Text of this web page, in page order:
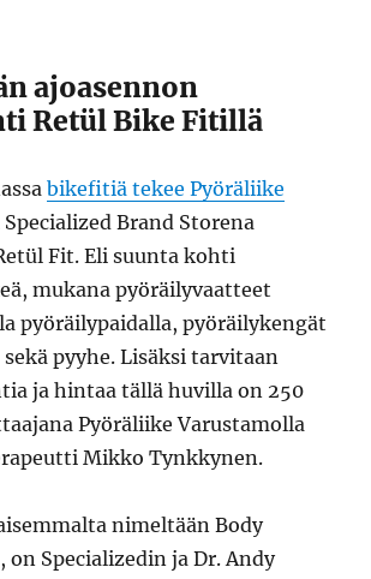
ajoasennon
Retül Bike Fitillä
bikefitiä tekee Pyöräliike
Specialized Brand Storena
Fit. Eli suunta kohti
mukana pyöräilyvaatteet
pyöräilypaidalla, pyöräilykengät
pyyhe. Lisäksi tarvitaan
ja hintaa tällä huvilla on 250
Pyöräliike Varustamolla
Mikko Tynkkynen.
nimeltään Body
on Specializedin ja Dr. Andy